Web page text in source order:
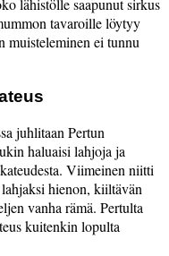
lähistölle saapunut sirkus
tavaroille löytyy
muisteleminen ei tunnu
juhlitaan Pertun
haluaisi lahjoja ja
Viimeinen niitti
hienon, kiiltävän
vanha rämä. Pertulta
kuitenkin lopulta